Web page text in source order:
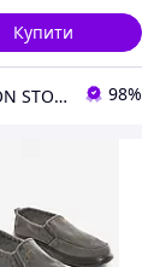
Купити
FASHION STORE 98%